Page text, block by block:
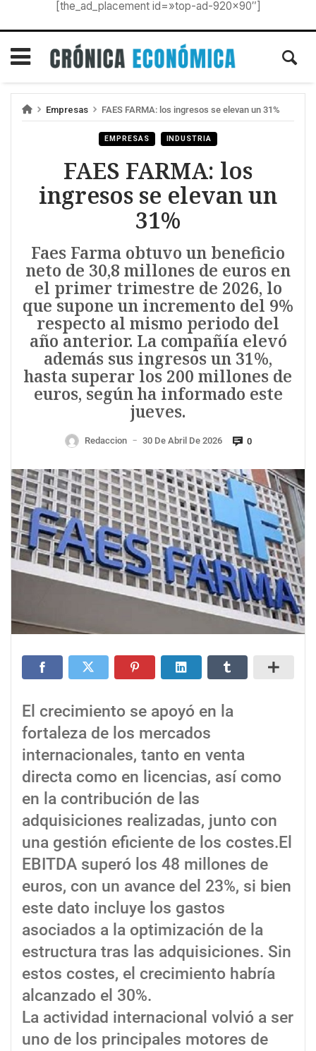
[the_ad_placement id=»top-ad-920×90″]
Empresas FAES FARMA: los ingresos se elevan un 31%
EMPRESAS INDUSTRIA
FAES FARMA: los
ingresos se elevan un
31%
Faes Farma obtuvo un beneficio
neto de 30,8 millones de euros en
el primer trimestre de 2026, lo
que supone un incremento del 9%
respecto al mismo periodo del
año anterior. La compañía elevó
además sus ingresos un 31%,
hasta superar los 200 millones de
euros, según ha informado este
jueves.
Redaccion — 30 De Abril De 2026 0
El crecimiento se apoyó en la
fortaleza de los mercados
internacionales, tanto en venta
directa como en licencias, así como
en la contribución de las
adquisiciones realizadas, junto con
una gestión eficiente de los costes.El
EBITDA superó los 48 millones de
euros, con un avance del 23%, si bien
este dato incluye los gastos
asociados a la optimización de la
estructura tras las adquisiciones. Sin
estos costes, el crecimiento habría
alcanzado el 30%.
La actividad internacional volvió a ser
uno de los principales motores de